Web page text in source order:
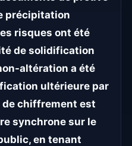
précipitation
risques ont été
de solidification
altération a été
ultérieure par
de chiffrement est
synchrone sur le
en tenant